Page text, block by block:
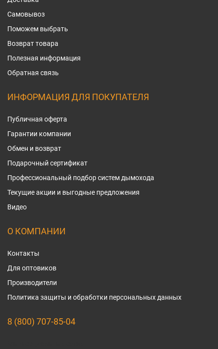
Самовывоз
Поможем выбрать
Возврат товара
Полезная информация
Обратная связь
ИНФОРМАЦИЯ ДЛЯ ПОКУПАТЕЛЯ
Публичная оферта
Гарантии компании
Обмен и возврат
Подарочный сертификат
Профессиональный подбор систем дымохода
Текущие акции и выгодные предложения
Видео
О КОМПАНИИ
Контакты
Для оптовиков
Производители
Политика защиты и обработки персональных данных
8 (800) 707-85-04